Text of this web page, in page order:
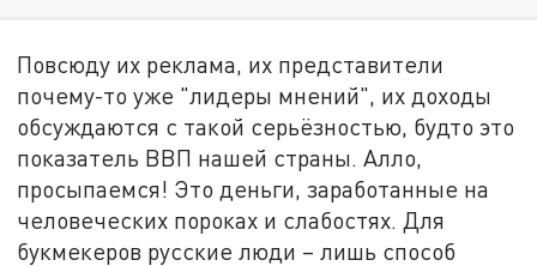
Повсюду их реклама, их представители
почему-то уже "лидеры мнений", их доходы
обсуждаются с такой серьёзностью, будто это
показатель ВВП нашей страны. Алло,
просыпаемся! Это деньги, заработанные на
человеческих пороках и слабостях. Для
букмекеров русские люди – лишь способ